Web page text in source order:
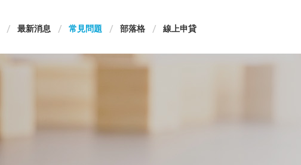
最新消息 常見問題 部落格 線上申貸